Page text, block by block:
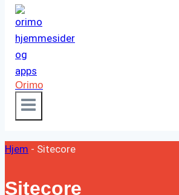
Orimo
Hjem - Sitecore
Sitecore